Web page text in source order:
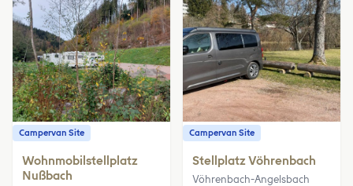
Campervan Site
Wohnmobilstellplatz
Nußbach
Campervan Site
Stellplatz Vöhrenbach
Vöhrenbach-Angelsbach